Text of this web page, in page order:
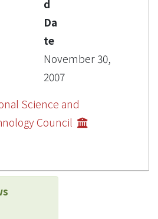
d
Da
te
November 30,
2007
Science and
Council